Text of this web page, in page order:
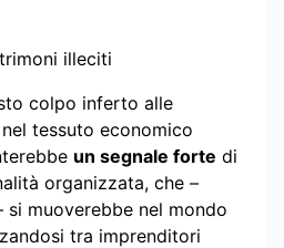
illeciti
colpo inferto alle
tessuto economico
un segnale forte di
organizzata, che –
si muoverebbe nel mondo
tra imprenditori